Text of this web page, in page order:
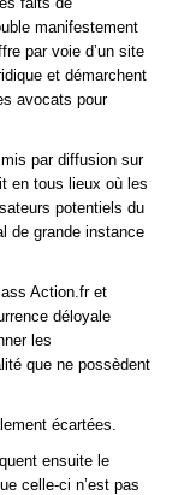
manifestement
par voie d’un site
et démarchent
avocats pour
par diffusion sur
en tous lieux où les
potentiels du
de grande instance
Action.fr et
déloyale
les
que ne possèdent
écartées.
ensuite le
celle-ci n’est pas